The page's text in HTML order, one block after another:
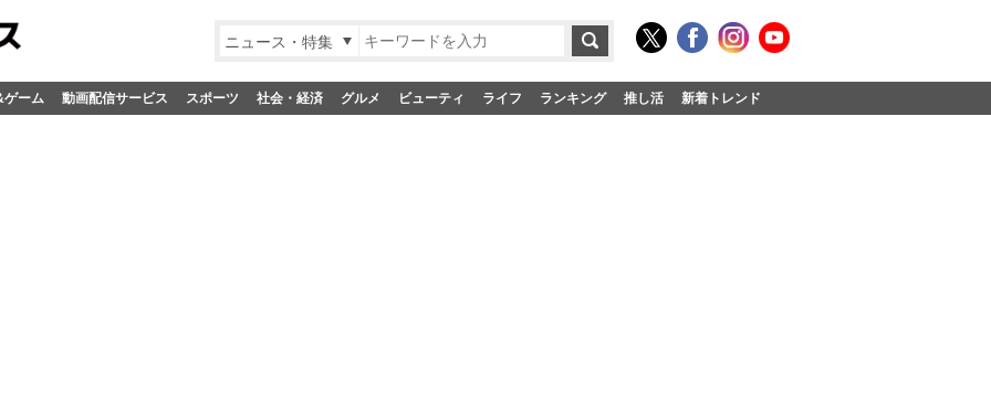
ニュース・特集
ゲーム 動画配信サービス スポーツ 社会・経済 グルメ ビューティ ライフ ランキング 推し活 新着トレンド